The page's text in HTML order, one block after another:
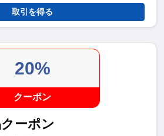
取引を得る
20%
クーポン
ーポン